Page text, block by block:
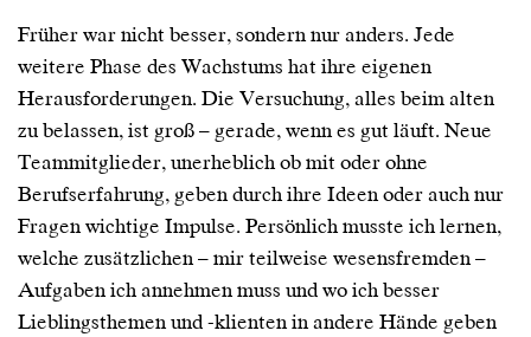
Früher war nicht besser, sondern nur anders. Jede
weitere Phase des Wachstums hat ihre eigenen
Herausforderungen. Die Versuchung, alles beim alten
zu belassen, ist groß – gerade, wenn es gut läuft. Neue
Teammitglieder, unerheblich ob mit oder ohne
Berufserfahrung, geben durch ihre Ideen oder auch nur
Fragen wichtige Impulse. Persönlich musste ich lernen,
welche zusätzlichen – mir teilweise wesensfremden –
Aufgaben ich annehmen muss und wo ich besser
Lieblingsthemen und -klienten in andere Hände geben